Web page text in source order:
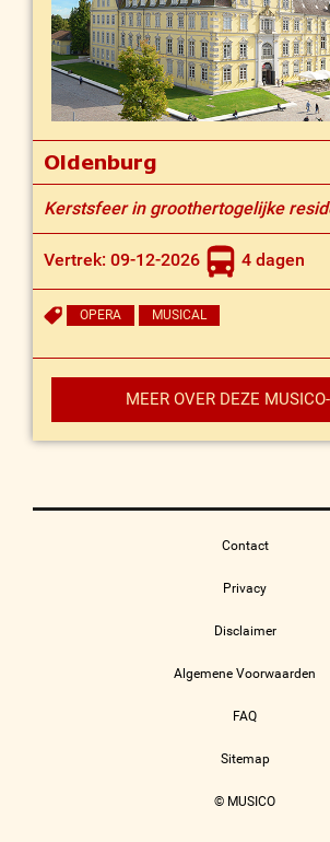
Oldenburg
Kerstsfeer in groothertogelijke
Vertrek: 09-12-2026 4 dagen
OPERA MUSICAL
MEER OVER DEZE
Contact
Privacy
Disclaimer
Algemene Voorwaarden
FAQ
Sitemap
© MUSICO